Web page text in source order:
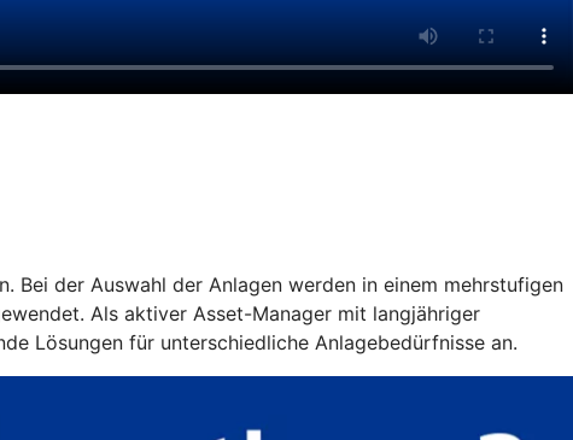
der Auswahl der Anlagen werden in einem mehrstufigen
Als aktiver Asset-Manager mit langjähriger
Lösungen für unterschiedliche Anlagebedürfnisse an.